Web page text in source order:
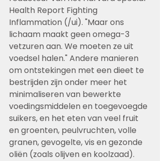
Health Report Fighting
Inflammation (/ui). "Maar ons
lichaam maakt geen omega-3
vetzuren aan. We moeten ze uit
voedsel halen." Andere manieren
om ontstekingen met een dieet te
bestrijden zijn onder meer het
minimaliseren van bewerkte
voedingsmiddelen en toegevoegde
suikers, en het eten van veel fruit
en groenten, peulvruchten, volle
granen, gevogelte, vis en gezonde
oliën (zoals olijven en koolzaad).